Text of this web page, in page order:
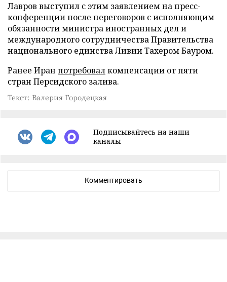
Лавров выступил с этим заявлением на пресс-
конференции после переговоров с исполняющим
обязанности министра иностранных дел и
международного сотрудничества Правительства
национального единства Ливии Тахером Бауром.
Ранее Иран потребовалкомпенсации от пяти
стран Персидского залива.
Текст: Валерия Городецкая
Подписывайтесь на наши
каналы
Комментировать